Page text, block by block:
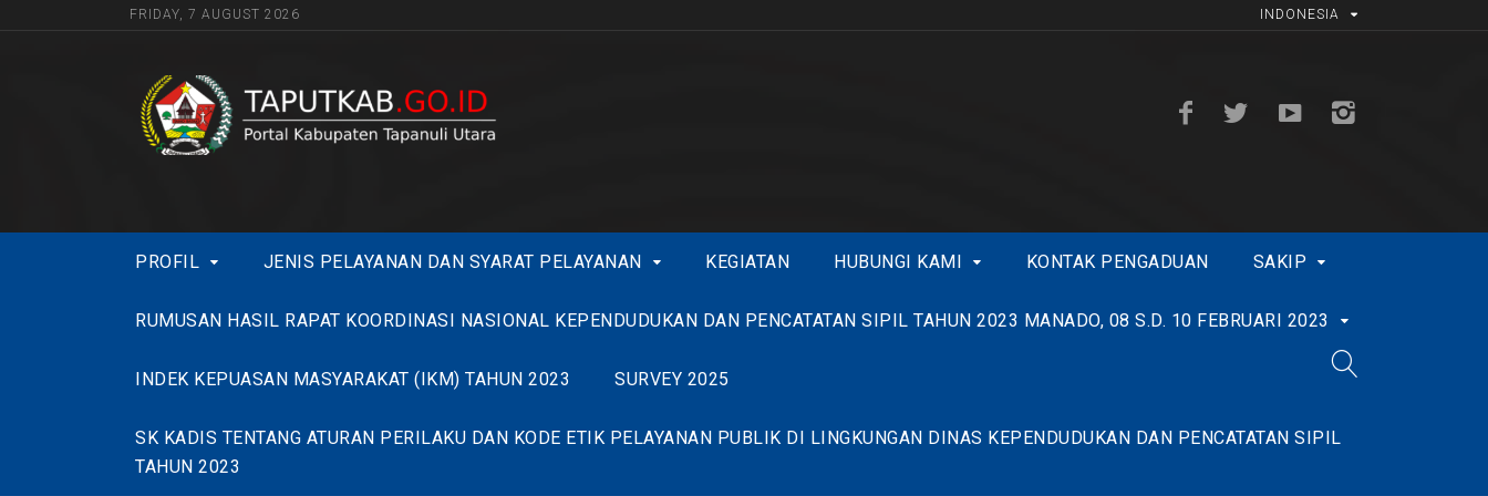
FRIDAY, 7 AUGUST 2026 INDONESIA
PROFIL JENIS PELAYANAN DAN SYARAT PELAYANAN KEGIATAN HUBUNGI KAMI KONTAK PENGADUAN SAKIP
RUMUSAN HASIL RAPAT KOORDINASI NASIONAL KEPENDUDUKAN DAN PENCATATAN SIPIL TAHUN 2023 MANADO, 08 S.D. 10 FEBRUARI 2023
INDEK KEPUASAN MASYARAKAT (IKM) TAHUN 2023 SURVEY 2025
SK KADIS TENTANG ATURAN PERILAKU DAN KODE ETIK PELAYANAN PUBLIK DI LINGKUNGAN DINAS KEPENDUDUKAN DAN PENCATATAN SIPIL
TAHUN 2023